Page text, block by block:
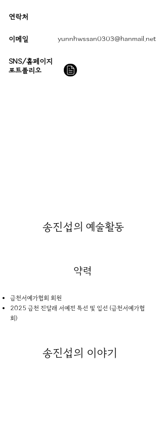
연락처
이메일
SNS/홈페이지
yunnhwssan0303@hanmail.net
​포트폴리오
송진섭의 예술활동
약력
금천서예가협회 회원
2025 금천 진달래 서예전 특선 및 입선 (금천서예가협
회)
송진섭의 이야기